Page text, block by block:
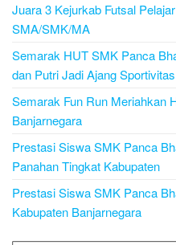
Juara 3 Kejurkab Futsal
SMA/SMK/MA
Semarak HUT SMK Panca
dan Putri Jadi Ajang Sportivitas
Semarak Fun Run Meriahkan
Banjarnegara
Prestasi Siswa SMK Panca
Panahan Tingkat Kabupaten
Prestasi Siswa SMK Panca
Kabupaten Banjarnegara